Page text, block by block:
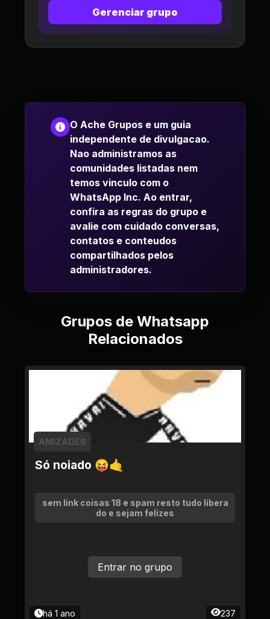
Gerenciar grupo
O Ache Grupos e um guia
independente de divulgacao.
Nao administramos as
comunidades listadas nem
temos vinculo com o
WhatsApp Inc. Ao entrar,
confira as regras do grupo e
avalie com cuidado conversas,
contatos e conteudos
compartilhados pelos
administradores.
Grupos de Whatsapp
Relacionados
Só noiado 😝🤙
AMIZADES
sem link coisas 18 e spam resto tudo libera
do e sejam felizes
há 1 ano 237
Entrar no grupo